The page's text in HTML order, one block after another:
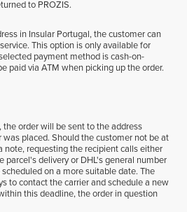
to PROZIS.
in Insular Portugal, the customer can
This option is only available for
payment method is cash-on-
paid via ATM when picking up the order.
the order will be sent to the address
placed. Should the customer not be at
note, requesting the recipient calls either
parcel's delivery or DHL's general number
on a more suitable date. The
to contact the carrier and schedule a new
this deadline, the order in question